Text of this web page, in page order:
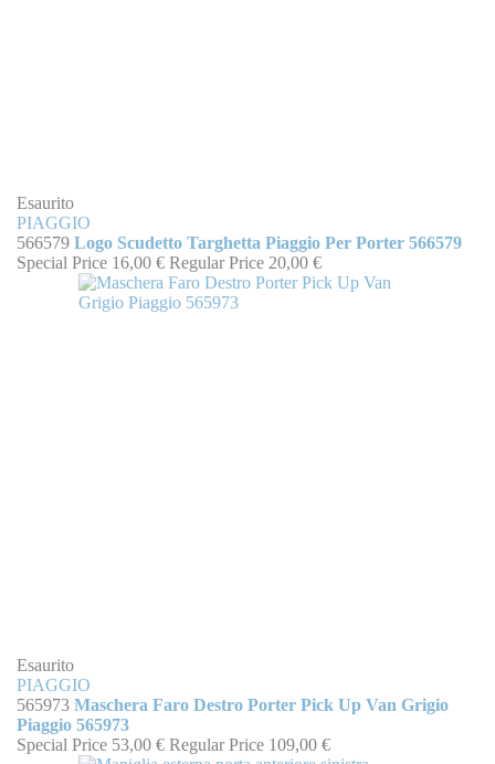
Esaurito
PIAGGIO
566579 Logo Scudetto Targhetta Piaggio Per Porter 566579
Special Price 16,00 € Regular Price 20,00 €
Esaurito
PIAGGIO
565973 Maschera Faro Destro Porter Pick Up Van Grigio
Piaggio 565973
Special Price 53,00 € Regular Price 109,00 €